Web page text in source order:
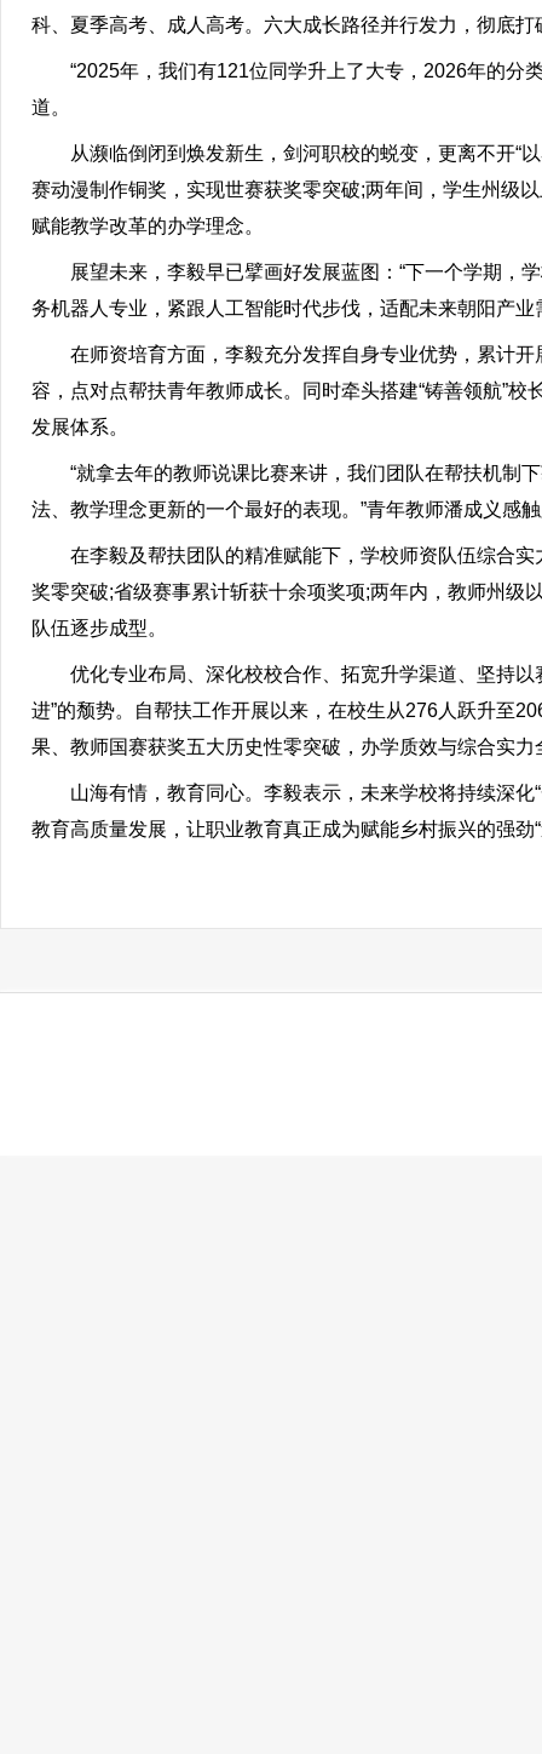
科、夏季高考、成人高考。六大成长路径并行发力，彻底打
“2025年，我们有121位同学升上了大专，2026年的分
道。
从濒临倒闭到焕发新生，剑河职校的蜕变，更离不开“以
赛动漫制作铜奖，实现世赛获奖零突破;两年间，学生州级
赋能教学改革的办学理念。
展望未来，李毅早已擘画好发展蓝图：“下一个学期，学
务机器人专业，紧跟人工智能时代步伐，适配未来朝阳产业
在师资培育方面，李毅充分发挥自身专业优势，累计开
容，点对点帮扶青年教师成长。同时牵头搭建“铸善领航”
发展体系。
“就拿去年的教师说课比赛来讲，我们团队在帮扶机制下
法、教学理念更新的一个最好的表现。”青年教师潘成义感
在李毅及帮扶团队的精准赋能下，学校师资队伍综合实
奖零突破;省级赛事累计斩获十余项奖项;两年内，教师州级
队伍逐步成型。
优化专业布局、深化校校合作、拓宽升学渠道、坚持以
进”的颓势。自帮扶工作开展以来，在校生从276人跃升至
果、教师国赛获奖五大历史性零突破，办学质效与综合实力
山海有情，教育同心。李毅表示，未来学校将持续深化“
教育高质量发展，让职业教育真正成为赋能乡村振兴的强劲